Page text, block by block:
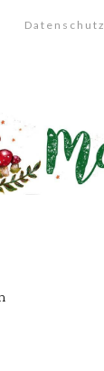
Datenschutz